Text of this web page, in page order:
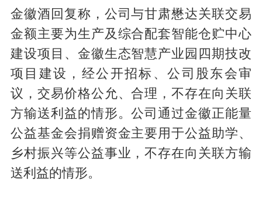
金徽酒回复称，公司与甘肃懋达关联交易
金额主要为生产及综合配套智能仓贮中心
建设项目、金徽生态智慧产业园四期技改
项目建设，经公开招标、公司股东会审
议，交易价格公允、合理，不存在向关联
方输送利益的情形。公司通过金徽正能量
公益基金会捐赠资金主要用于公益助学、
乡村振兴等公益事业，不存在向关联方输
送利益的情形。